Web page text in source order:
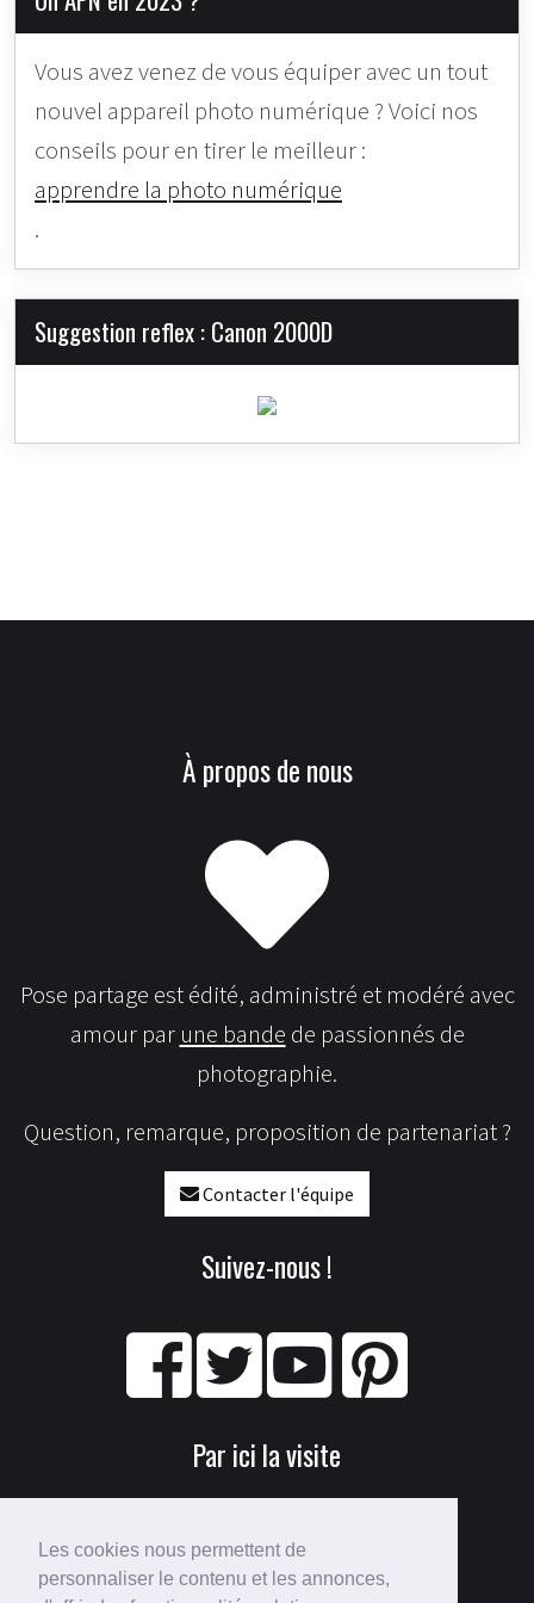
Les cookies nous permettent de
personnaliser le contenu et les annonces,
Vous avez venez de vous équiper avec un tout
nouvel appareil photo numérique ? Voici nos
conseils pour en tirer le meilleur :
apprendre la photo numérique
.
Suggestion reflex : Canon 2000D
À propos de nous
Pose partage est édité, administré et modéré avec
amour par une bande de passionnés de
photographie.
Question, remarque, proposition de partenariat ?
Contacter l'équipe
Suivez-nous !
Par ici la visite